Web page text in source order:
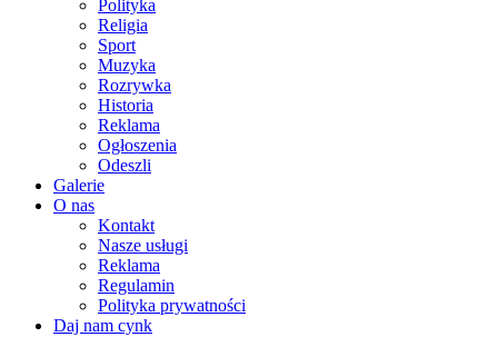
Polityka
Religia
Sport
Muzyka
Rozrywka
Historia
Reklama
Ogłoszenia
Odeszli
Galerie
O nas
Kontakt
Nasze usługi
Reklama
Regulamin
Polityka prywatności
Daj nam cynk